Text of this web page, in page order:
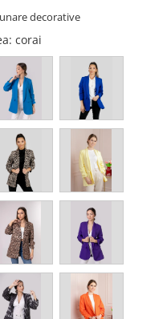
decorative
: corai